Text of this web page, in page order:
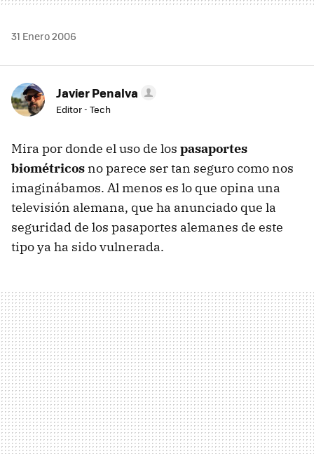
31 Enero 2006
Javier Penalva
Editor - Tech
Mira por donde el uso de los pasaportes
biométricos no parece ser tan seguro como nos
imaginábamos. Al menos es lo que opina una
televisión alemana, que ha anunciado que la
seguridad de los pasaportes alemanes de este
tipo ya ha sido vulnerada.